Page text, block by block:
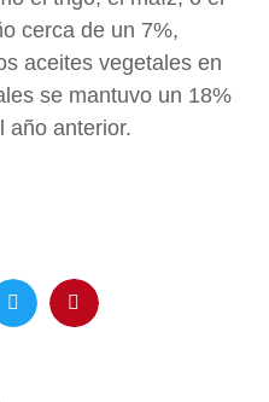
cerca de un 7%,
aceites vegetales en
se mantuvo un 18%
año anterior.